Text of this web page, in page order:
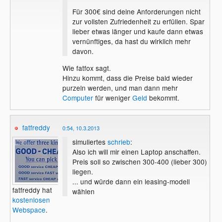
Für 300€ sind deine Anforderungen nicht
zur vollsten Zufriedenheit zu erfüllen. Spar
lieber etwas länger und kaufe dann etwas
vernünftiges, da hast du wirklich mehr
davon.
Wie fatfox sagt.
Hinzu kommt, dass die Preise bald wieder
purzeln werden, und man dann mehr
Computerfür weniger Geld bekommt.
fatfreddy
fatfreddy hat
kostenlosen
Webspace.
0:54, 10.3.2013
simuliertes schrieb:
Also ich will mir einen Laptop anschaffen.
Preis soll so zwischen 300-400 (lieber 300)
liegen.
... und würde dann ein leasing-modell
wählen